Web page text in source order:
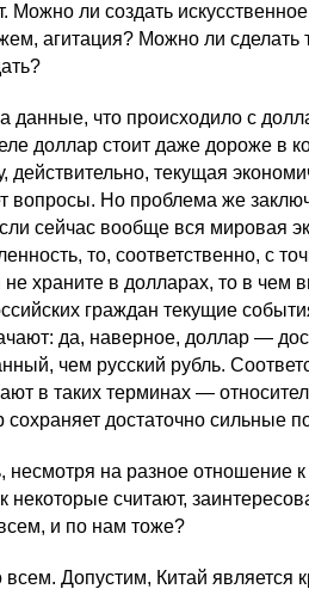
Можно ли создать
агитация? Можно ли сделать
данные, что происходило с
доллар стоит даже дороже в
действительно, текущая
Но проблема же
сейчас вообще вся мировая
то, соответственно, с
храните в долларах, то в чем
граждан текущие
да, наверное, доллар —
чем русский рубль.
в таких терминах —
достаточно сильные
несмотря на разное отношение
некоторые считают,
и по нам тоже?
всем. Допустим, Китай является